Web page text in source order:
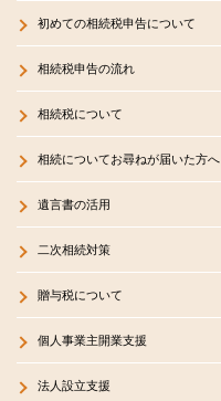
初めての相続税申告について
相続税申告の流れ
相続税について
相続についてお尋ねが届いた方へ
遺言書の活用
二次相続対策
贈与税について
個人事業主開業支援
法人設立支援